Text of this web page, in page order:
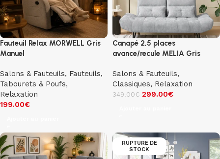
Fauteuil Relax MORWELL Gris
Manuel
Salons & Fauteuils, Fauteuils,
Tabourets & Poufs,
Relaxation
199.00€
Canapé 2,5 places
avance/recule MELIA Gris
Salons & Fauteuils,
Classiques, Relaxation
349.00€ 299.00€
RUPTURE DE
STOCK